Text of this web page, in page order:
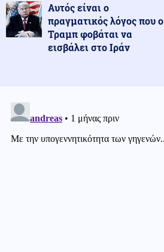
Αυτός είναι ο
πραγματικός λόγος που ο
Τραμπ φοβάται να
εισβάλει στο Ιράν